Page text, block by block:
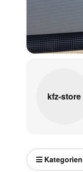
kfz-store
Kategorien